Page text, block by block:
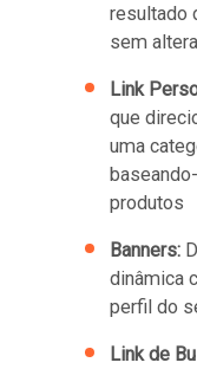
resultado
sem
Link
que
uma
produtos
Banners:
dinâmica
perfil do
Link de